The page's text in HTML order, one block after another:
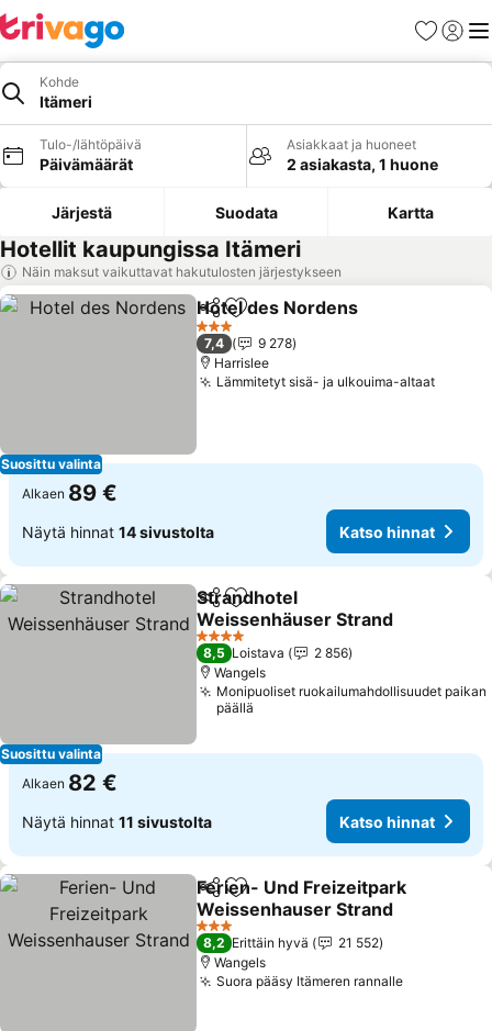
Suosikit
Kohde
Itämeri
Tulo-/lähtöpäivä
Päivämäärät
Asiakkaat ja huoneet
2 asiakasta, 1 huone
Järjestä Suodata Kartta
Hotellit kaupungissa Itämeri
Näin maksut vaikuttavat hakutulosten järjestykseen
Suosittu valinta
Jaa Lisää suosikkeihin
Hotel des Nordens
3 Tähtiluokitus
7,4
9 278
Harrislee
Lämmitetyt sisä- ja ulkouima-altaat
Alkaen 89 €
Näytä hinnat 14 sivustolta Katso hinnat
Suosittu valinta
Jaa Lisää suosikkeihin
Strandhotel
Weissenhäuser Strand
4 Tähtiluokitus
8,5 Loistava
2 856
Wangels
Monipuoliset ruokailumahdollisuudet paikan
päällä
Alkaen 82 €
Näytä hinnat 11 sivustolta Katso hinnat
Jaa Lisää suosikkeihin
Ferien- Und Freizeitpark
Weissenhauser Strand
3 Tähtiluokitus
8,2 Erittäin hyvä
21 552
Wangels
Suora pääsy Itämeren rannalle